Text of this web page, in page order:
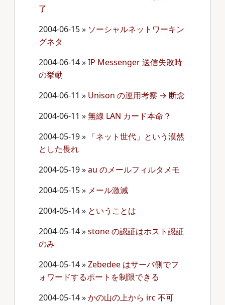
了
2004-06-15» ソーシャルネットワーキン
グネタ
2004-06-14»IP Messenger 送信失敗時
の挙動
2004-06-11 » Unison の運用考察 → 断念
2004-06-11 »無線 LAN カード本命？
2004-05-19» 「ネット世代」という漠然
とした畏れ
2004-05-19»au のメールフィルタメモ
2004-05-15» メール激減
2004-05-14» ということは
2004-05-14»stone の認証はホスト認証
のみ
2004-05-14»Zebedee はサーバ側でフ
ォワードするポートを制限できる
2004-05-14»かの山の上から irc 不可